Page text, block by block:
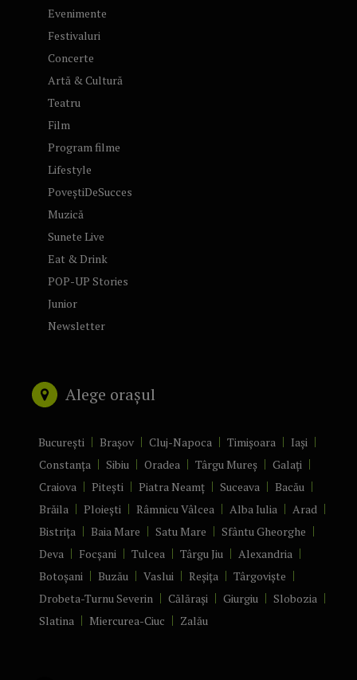
Evenimente
Festivaluri
Concerte
Artă & Cultură
Teatru
Film
Program filme
Lifestyle
PoveștiDeSucces
Muzică
Sunete Live
Eat & Drink
POP-UP Stories
Junior
Newsletter
Alege orașul
București Brașov Cluj-Napoca Timișoara
Iași
Constanța
Sibiu Oradea Târgu Mureș
Galați
Craiova
Pitești Piatra Neamț Suceava
Bacău
Brăila
Ploiești Râmnicu Vâlcea Alba Iulia
Arad
Bistrița
Baia Mare Satu Mare
Sfântu Gheorghe
Deva
Focșani Tulcea Târgu Jiu
Alexandria
Botoșani
Buzău Vaslui Reșița
Târgoviște
Drobeta-Turnu Severin
Călărași Giurgiu
Slobozia
Slatina
Miercurea-Ciuc Zalău